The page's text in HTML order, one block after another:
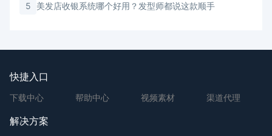
5 美发店收银系统哪个好用？发型师都说这款顺手
快捷入口
下载中心 帮助中心 视频素材 渠道代理
解决方案